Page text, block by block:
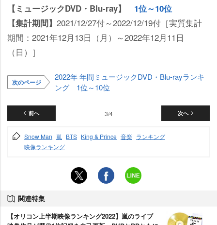
【ミュージックDVD・Blu-ray】
1位～10位
【集計期間】 2021/12/27付～2022/12/19付［実質集計
期間：2021年12月13日（月）～2022年12月11日
（日）］
次のページ
2022年 年間ミュージックDVD・Blu-rayランキ
ング 1位～10位
前へ 次へ
3/4
Snow Man 嵐 BTS King & Prince 音楽 ランキング
映像ランキング
関連特集
【オリコン上半期映像ランキング2022】嵐のライブ